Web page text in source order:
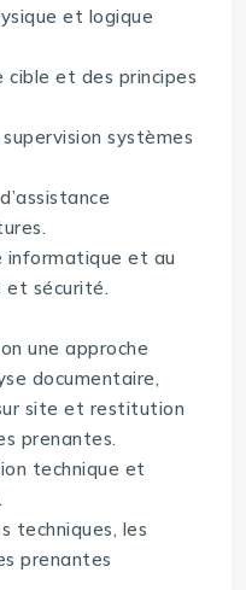
et logique
cible et des principes
systèmes
informatique et au
et sécurité.
une approche
documentaire,
site et restitution
prenantes.
technique et
techniques, les
prenantes